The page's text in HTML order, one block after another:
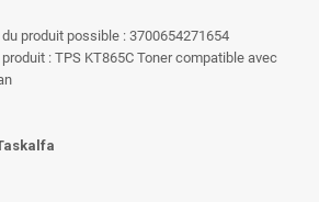
produit possible : 3700654271654
: TPS KT865C Toner compatible avec